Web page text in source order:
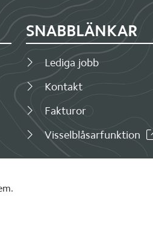
SNABBLÄNKAR
Lediga jobb
Kontakt
Fakturor
Visselblåsarfunktion